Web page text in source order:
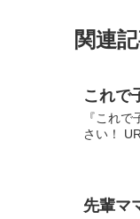
関連
これで
『これ
さい！
先輩マ